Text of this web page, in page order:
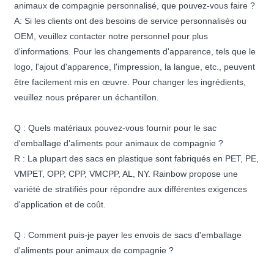
animaux de compagnie personnalisé, que pouvez-vous faire ?
A: Si les clients ont des besoins de service personnalisés ou
OEM, veuillez contacter notre personnel pour plus
d'informations. Pour les changements d'apparence, tels que le
logo, l'ajout d'apparence, l'impression, la langue, etc., peuvent
être facilement mis en œuvre. Pour changer les ingrédients,
veuillez nous préparer un échantillon.
Q : Quels matériaux pouvez-vous fournir pour le sac
d'emballage d'aliments pour animaux de compagnie ?
R : La plupart des sacs en plastique sont fabriqués en PET, PE,
VMPET, OPP, CPP, VMCPP, AL, NY. Rainbow propose une
variété de stratifiés pour répondre aux différentes exigences
d'application et de coût.
Q : Comment puis-je payer les envois de sacs d'emballage
d'aliments pour animaux de compagnie ?